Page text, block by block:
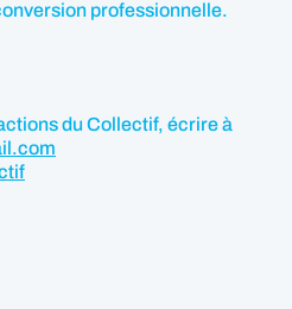
professionnelle.
du Collectif, écrire à